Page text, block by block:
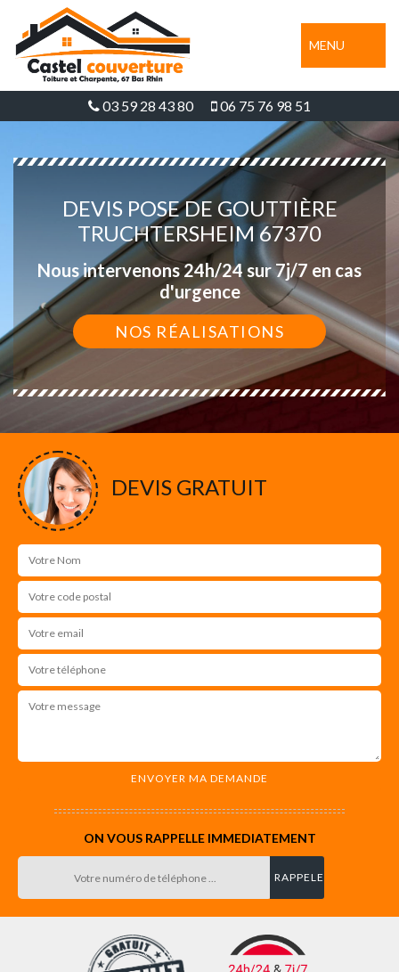
MENU
03 59 28 43 80 06 75 76 98 51
DEVIS POSE DE GOUTTIÈRE
TRUCHTERSHEIM 67370
Nous intervenons 24h/24 sur 7j/7 en cas
d'urgence
NOS RÉALISATIONS
DEVIS GRATUIT
ON VOUS RAPPELLE IMMEDIATEMENT